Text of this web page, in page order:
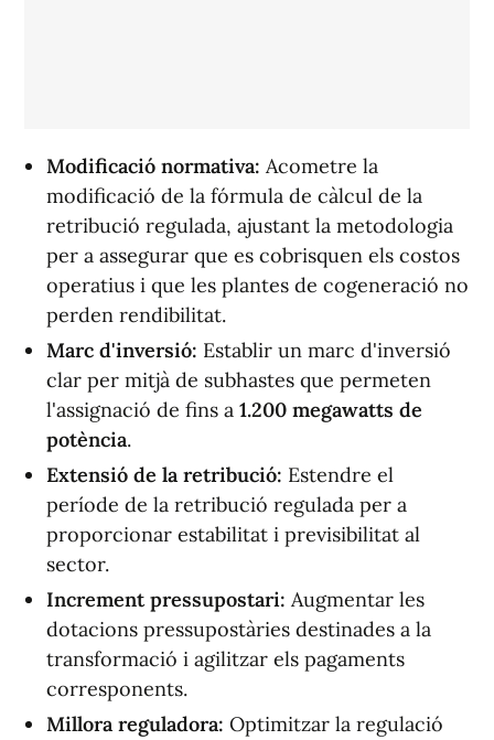
Modificació normativa: Acometre la
modificació de la fórmula de càlcul de la
retribució regulada, ajustant la metodologia
per a assegurar que es cobrisquen els costos
operatius i que les plantes de cogeneració no
perden rendibilitat.
Marc d'inversió: Establir un marc d'inversió
clar per mitjà de subhastes que permeten
l'assignació de fins a 1.200 megawatts de
potència.
Extensió de la retribució: Estendre el
període de la retribució regulada per a
proporcionar estabilitat i previsibilitat al
sector.
Increment pressupostari: Augmentar les
dotacions pressupostàries destinades a la
transformació i agilitzar els pagaments
corresponents.
Millora reguladora: Optimitzar la regulació